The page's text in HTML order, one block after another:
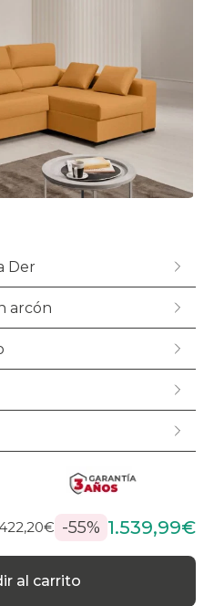
Der
arcón
-55% 1.539,99€
al carrito